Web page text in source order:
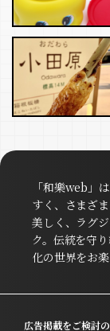
「和樂web」
すく、さまざ
美しく、ラグ
ク。伝統を守
化の世界をお
広告掲載をご検討